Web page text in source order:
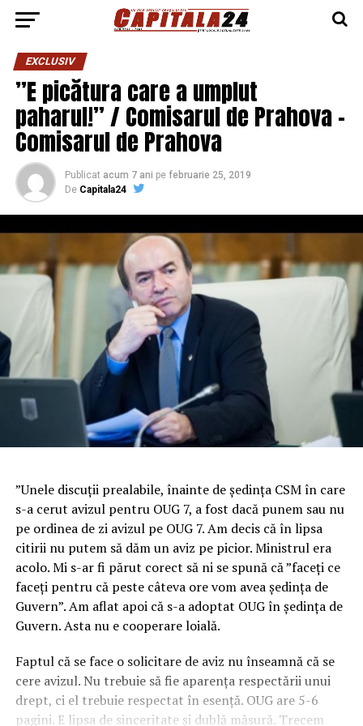
EXCLUSIV
”E picătura care a umplut
paharul!” / Comisarul de Prahova –
Comisarul de Prahova
Publicat acum 7 ani pe februarie 25, 2019
De Capitala24
”Unele discuţii prealabile, înainte de şedinţa CSM în care
s-a cerut avizul pentru OUG 7, a fost dacă punem sau nu
pe ordinea de zi avizul pe OUG 7. Am decis că în lipsa
citirii nu putem să dăm un aviz pe picior. Ministrul era
acolo. Mi s-ar fi părut corect să ni se spună că ”faceţi ce
faceţi pentru că peste câteva ore vom avea şedinţa de
Guvern”. Am aflat apoi că s-a adoptat OUG în şedinţa de
Guvern. Asta nu e cooperare loială.
Faptul că se face o solicitare de aviz nu înseamnă că se
cere avizul. Nu trebuie să fie aparenţa respectării unui
drept, ci el trebuie respectat în esenţă. OUG are 5-6
pagini. E lipsa de sinceritate şi dublă măsură. Trecem